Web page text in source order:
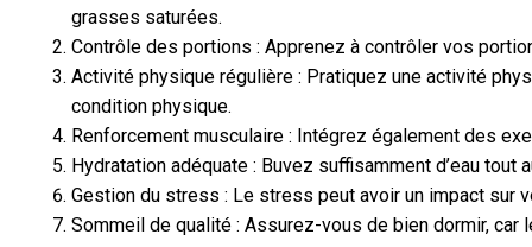
grasses saturées.
Contrôle des portions : Apprenez à contrôler vos
Activité physique régulière : Pratiquez une activité
condition physique.
Renforcement musculaire : Intégrez également des
Hydratation adéquate : Buvez suffisamment d’eau
Gestion du stress : Le stress peut avoir un impact sur
Sommeil de qualité : Assurez-vous de bien dormir,